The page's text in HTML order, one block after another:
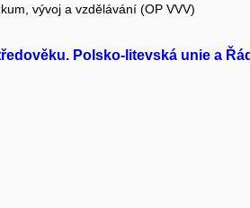
vývoj a vzdělávání (OP VVV)
Polsko-litevská unie a